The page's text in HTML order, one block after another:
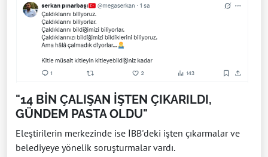
"14 BİN ÇALIŞAN İŞTEN ÇIKARILDI,
GÜNDEM PASTA OLDU"
Eleştirilerin merkezinde ise İBB'deki işten çıkarmalar ve
belediyeye yönelik soruşturmalar vardı.